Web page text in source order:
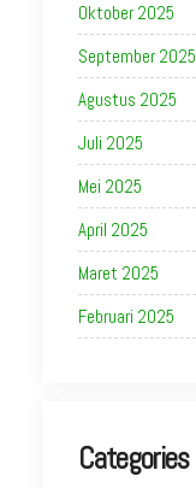
Oktober 2025
September 2025
Agustus 2025
Juli 2025
Mei 2025
April 2025
Maret 2025
Februari 2025
Categories